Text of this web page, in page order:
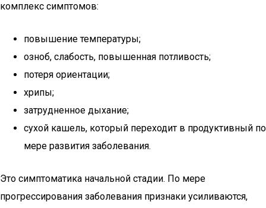
комплекс симптомов:
повышение температуры;
озноб, слабость, повышенная потливость;
потеря ориентации;
хрипы;
затрудненное дыхание;
сухой кашель, который переходит в продуктивный по
мере развития заболевания.
Это симптоматика начальной стадии. По мере
прогрессирования заболевания признаки усиливаются,